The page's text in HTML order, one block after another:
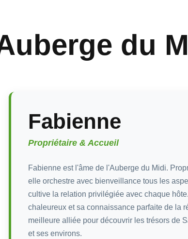
du
Fabienne
Propriétaire & Accueil
Fabienne est l'âme de l'Auberge du Midi.
elle orchestre avec bienveillance tous les
cultive la relation privilégiée avec chaque
chaleureux et sa connaissance parfaite de la
meilleure alliée pour découvrir les trésors de
et ses environs.